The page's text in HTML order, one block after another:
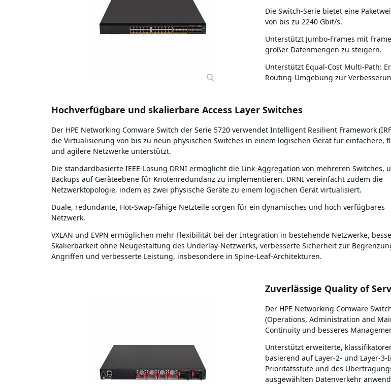
Die Switch-Serie bietet eine
von bis zu 2240 Gbit/s.
Unterstützt Jumbo-Frames mit
großer Datenmengen zu steigern.
Unterstützt Equal-Cost Multi-Path:
Routing-Umgebung zur
Hochverfügbare und skalierbare Access Layer Switches
Der HPE Networking Comware Switch der Serie 5720 verwendet Intelligent Resilient Framework
die Virtualisierung von bis zu neun physischen Switches in einem logischen Gerät für einfachere,
und agilere Netzwerke unterstützt.
Die standardbasierte IEEE-Lösung DRNI ermöglicht die Link-Aggregation von mehreren Switches,
Backups auf Geräteebene für Knotenredundanz zu implementieren. DRNI vereinfacht zudem die
Netzwerktopologie, indem es zwei physische Geräte zu einem logischen Gerät virtualisiert.
Duale, redundante, Hot-Swap-fähige Netzteile sorgen für ein dynamisches und hoch verfügbares
Netzwerk.
VXLAN und EVPN ermöglichen mehr Flexibilität bei der Integration in bestehende Netzwerke,
Skalierbarkeit ohne Neugestaltung des Underlay-Netzwerks, verbesserte Sicherheit zur
Angriffen und verbesserte Leistung, insbesondere in Spine-Leaf-Architekturen.
Zuverlässige Quality of
Der HPE Networking Comware
(Operations, Administration and
Continuity und besseres
Unterstützt erweiterte,
basierend auf Layer-2- und Layer-
Prioritätsstufe und des
ausgewählten Datenverkehr